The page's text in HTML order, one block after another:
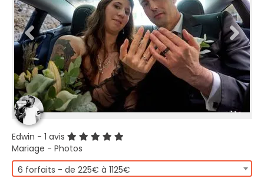
Edwin - 1 avis
Mariage - Photos
6 forfaits - de 225€ à 1125€